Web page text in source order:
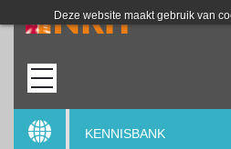
Deze website maakt gebruik van
KENNISBANK